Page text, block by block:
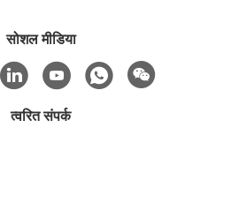
सोशल मीडिया
त्वरित संपर्क